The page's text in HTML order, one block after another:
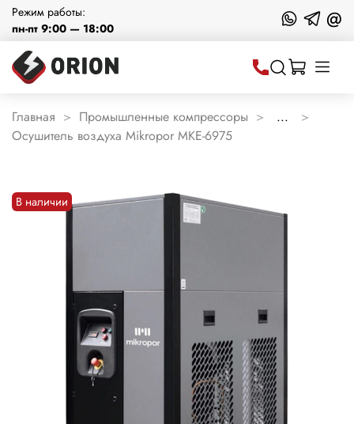
Режим работы:
пн-пт 9:00 — 18:00
@
Главная Промышленные компрессоры
...
Осушитель воздуха Mikropor MKE-6975
В наличии